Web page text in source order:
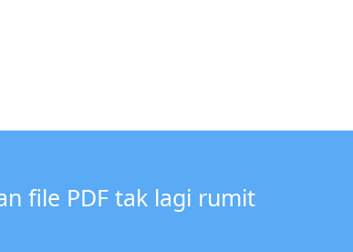
file PDF tak lagi rumit